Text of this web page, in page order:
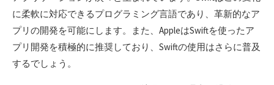
に柔軟に対応できるプログラミング言語であり、革新的なア
プリの開発を可能にします。また、AppleはSwiftを使ったア
プリ開発を積極的に推奨しており、Swiftの使用はさらに普及
するでしょう。